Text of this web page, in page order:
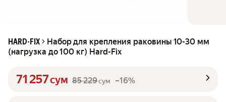
HARD-FIX
Набор для крепления раковины 10-30 мм
(нагрузка до 100 кг) Hard-Fix
71 257сум 85 229сум –16%